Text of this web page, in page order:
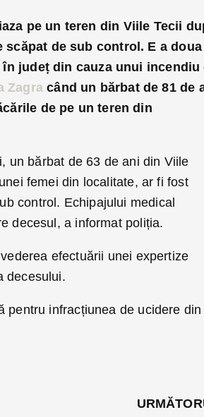
pe un teren din Viile Tecii
de sub control. E a doua
județ din cauza unui incendiu
Zagra când un bărbat de 81 de
de pe un teren din
un bărbat de 63 de ani din Viile
femei din localitate, ar fi fost
control. Echipajului medical
decesul, a informat poliția.
efectuării unei expertize
decesului.
pentru infracțiunea de ucidere din